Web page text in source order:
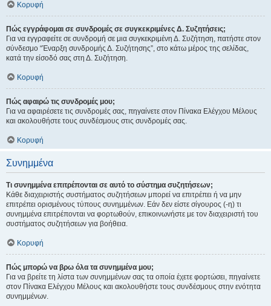
Κορυφή
Πώς εγγράφομαι σε συνδρομές σε συγκεκριμένες Δ. Συζητήσεις;
Για να εγγραφείτε σε συνδρομή σε μια συγκεκριμένη Δ. Συζήτηση, πατήστε στον
σύνδεσμο “Έναρξη συνδρομής Δ. Συζήτησης”, στο κάτω μέρος της σελίδας,
κατά την είσοδό σας στη Δ. Συζήτηση.
Κορυφή
Πώς αφαιρώ τις συνδρομές μου;
Για να αφαιρέσετε τις συνδρομές σας, πηγαίνετε στον Πίνακα Ελέγχου Μέλους
και ακολουθήστε τους συνδέσμους στις συνδρομές σας.
Κορυφή
Συνημμένα
Τι συνημμένα επιτρέπονται σε αυτό το σύστημα συζητήσεων;
Κάθε διαχειριστής συστήματος συζητήσεων μπορεί να επιτρέπει ή να μην
επιτρέπει ορισμένους τύπους συνημμένων. Εάν δεν είστε σίγουρος (-η) τι
συνημμένα επιτρέπονται να φορτωθούν, επικοινωνήστε με τον διαχειριστή του
συστήματος συζητήσεων για βοήθεια.
Κορυφή
Πώς μπορώ να βρω όλα τα συνημμένα μου;
Για να βρείτε τη λίστα των συνημμένων σας τα οποία έχετε φορτώσει, πηγαίνετε
στον Πίνακα Ελέγχου Μέλους και ακολουθήστε τους συνδέσμους στην ενότητα
συνημμένων.